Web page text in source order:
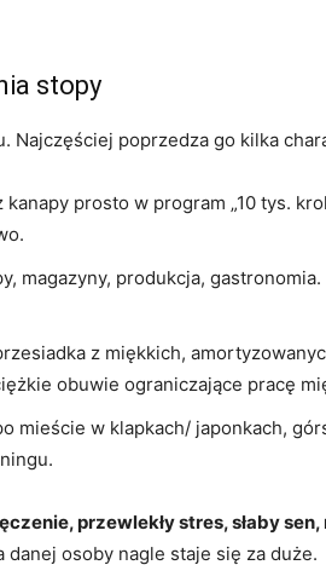
stopy
Najczęściej poprzedza go kilka
kanapy prosto w program „10 tys.
magazyny, produkcja,
z miękkich,
obuwie ograniczające pracę
mieście w klapkach/ japonkach,
przewlekły stres, słaby
osoby nagle staje się za duże.